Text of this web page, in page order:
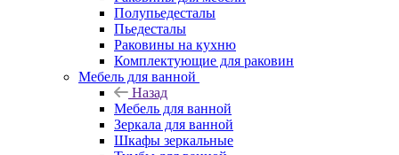
Полупьедесталы
Пьедесталы
Раковины на кухню
Комплектующие для раковин
Мебель для ванной
Назад
Мебель для ванной
Зеркала для ванной
Шкафы зеркальные